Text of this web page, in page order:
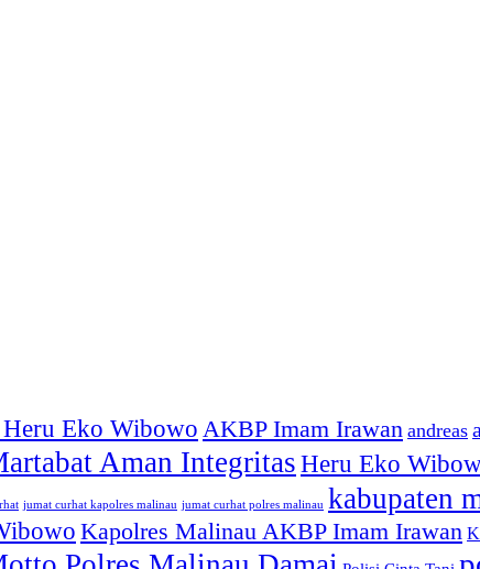
Eko Wibowo AKBP Imam Irawan andreas
Aman IntegritasHeru Eko
jumat curhat kapolres malinau jumat curhat polres malinau kabupaten
Kapolres Malinau AKBP Imam Irawan